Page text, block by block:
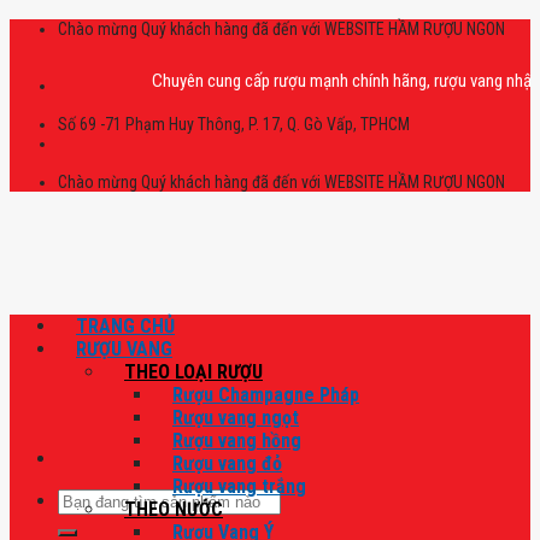
Skip
Chào mừng Quý khách hàng đã đến với WEBSITE HẦM RƯỢU NGON
Chuyên cung cấp rượu mạnh chính hãng, rượu vang nhập
Số 69 -71 Phạm Huy Thông, P. 17, Q. Gò Vấp, TPHCM
Chào mừng Quý khách hàng đã đến với WEBSITE HẦM RƯỢU NGON
Tìm
kiếm:
TRANG CHỦ
RƯỢU VANG
THEO LOẠI RƯỢU
Rượu Champagne Pháp
Rượu vang ngọt
Rượu vang hồng
Rượu vang đỏ
Rượu vang trắng
THEO NƯỚC
Rượu Vang Ý